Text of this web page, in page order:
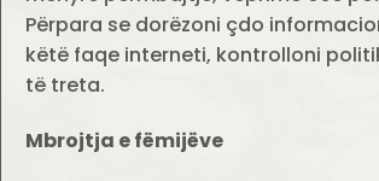
Përpara se dorëzoni çdo
këtë faqe interneti, kontrolloni
të treta.
Mbrojtja e fëmijëve